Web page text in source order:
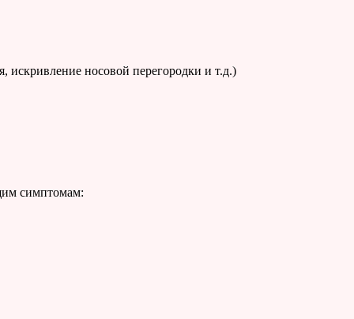
искривление носовой перегородки и т.д.)
симптомам: